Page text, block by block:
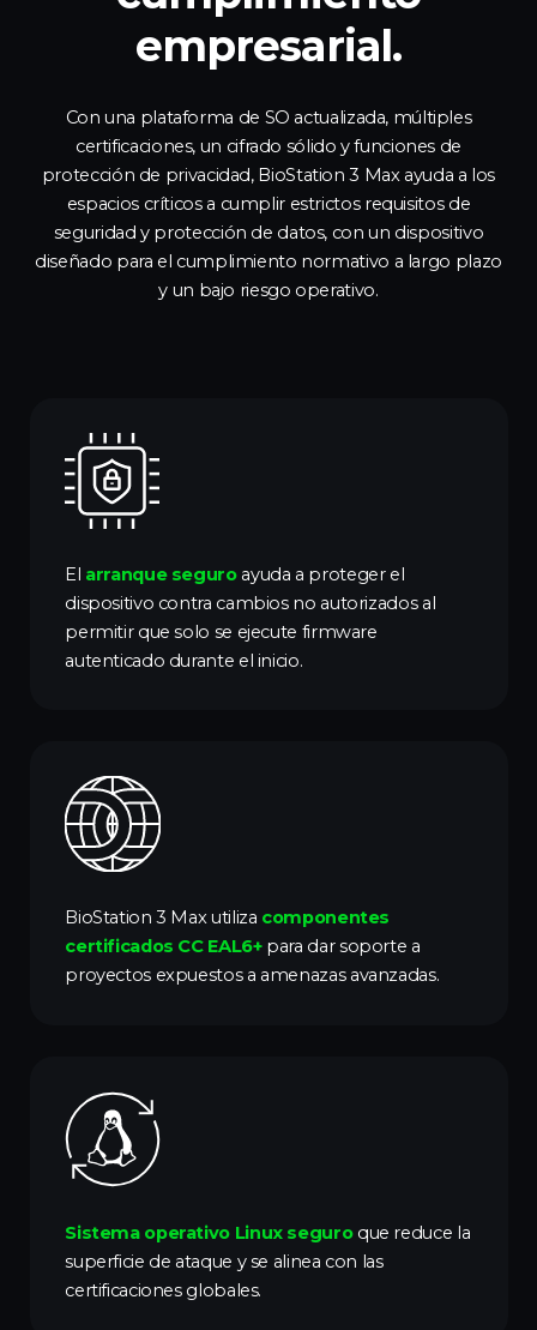
empresarial.
Con una plataforma de SO actualizada, múltiples
certificaciones, un cifrado sólido y funciones de
protección de privacidad, BioStation 3 Max ayuda a los
espacios críticos a cumplir estrictos requisitos de
seguridad y protección de datos, con un dispositivo
diseñado para el cumplimiento normativo a largo plazo
y un bajo riesgo operativo.
El arranque seguroayuda a proteger el
dispositivo contra cambios no autorizados al
permitir que solo se ejecute firmware
autenticado durante el inicio.
BioStation 3 Max utiliza componentes
certificados CC EAL6+para dar soporte a
proyectos expuestos a amenazas avanzadas.
Sistema operativo Linux seguroque reduce la
superficie de ataque y se alinea con las
certificaciones globales.